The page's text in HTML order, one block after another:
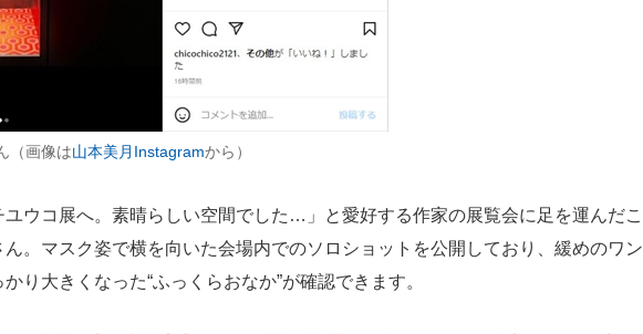
（画像は山本美月Instagramから）
ウコ展へ。素晴らしい空間でした…」と愛好する作家の展覧会に足を運んだこ
ん。マスク姿で横を向いた会場内でのソロショットを公開しており、緩めのワン
り大きくなった“ふっくらおなか”が確認できます。